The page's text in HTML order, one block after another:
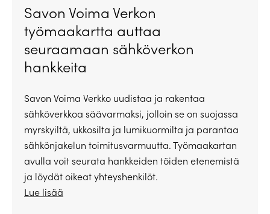
Savon Voima Verkon
työmaakartta auttaa
seuraamaan sähköverkon
hankkeita
Savon Voima Verkko uudistaa ja rakentaa
sähköverkkoa säävarmaksi, jolloin se on suojassa
myrskyiltä, ukkosilta ja lumikuormilta ja parantaa
sähkönjakelun toimitusvarmuutta. Työmaakartan
avulla voit seurata hankkeiden töiden etenemistä
ja löydät oikeat yhteyshenkilöt.
Lue lisää